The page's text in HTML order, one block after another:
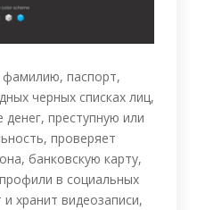
фамилию, паспорт,
черных списках лиц,
преступную или
проверяет
банковскую карту,
в социальных
хранит видеозаписи,